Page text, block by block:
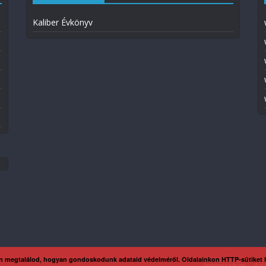
Kaliber Évkönyv
megtalálod, hogyan gondoskodunk adataid védelméről. Oldalainkon HTTP-